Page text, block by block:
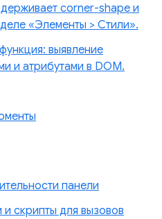
corner-shape и
«Элементы > Стили».
выявление
и атрибутами в DOM.
панели
скрипты для вызовов